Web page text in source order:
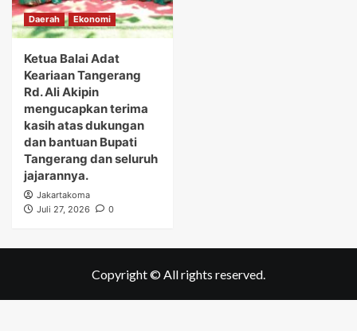
Daerah Ekonomi
Ketua Balai Adat
Keariaan Tangerang
Rd. Ali Akipin
mengucapkan terima
kasih atas dukungan
dan bantuan Bupati
Tangerang dan seluruh
jajarannya.
Jakartakoma
Juli 27, 2026
0
Copyright © All rights reserved.